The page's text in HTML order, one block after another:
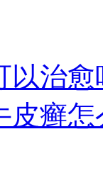
以治愈
皮癣